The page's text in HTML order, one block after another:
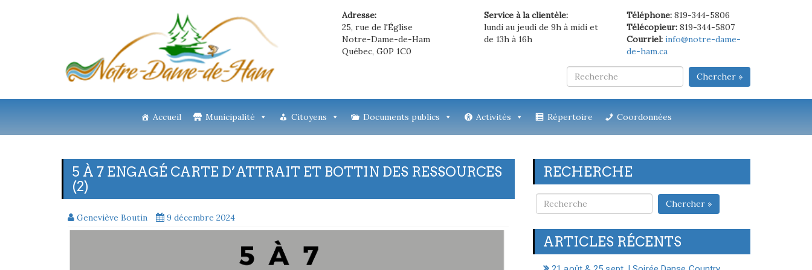
Adresse:
25, rue de l'Église
Notre-Dame-de-Ham
Québec, G0P 1C0
Service à la clientèle:
lundi au jeudi de 9h à midi et
de 13h à 16h
Téléphone:819-344-5806
Télécopieur:819-344-5807
Courriel: info@notre-dame-
de-ham.ca
Chercher »
Accueil Municipalité Citoyens Documents publics Activités Répertoire Coordonnées
5 À 7 ENGAGÉ CARTE D’ATTRAIT ET BOTTIN DES RESSOURCES
(2)
Geneviève Boutin 9 décembre 2024
RECHERCHE
Chercher »
ARTICLES RÉCENTS